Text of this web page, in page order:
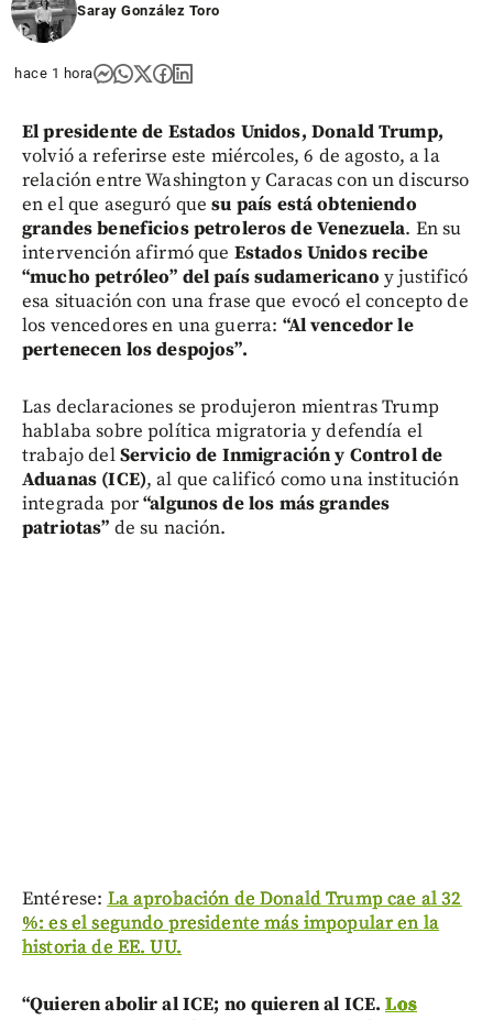
Saray González Toro
hace 1 hora
El presidente de Estados Unidos, Donald Trump,
volvió a referirse este miércoles, 6 de agosto, a la
relación entre Washington y Caracas con un discurso
en el que aseguró quesu país está obteniendo
grandes beneficios petroleros de Venezuela. En su
intervención afirmó que Estados Unidos recibe
“mucho petróleo” del país sudamericano y justificó
esa situación con una frase que evocó el concepto de
los vencedores en una guerra: “Al vencedor le
pertenecen los despojos”.
Las declaraciones se produjeron mientras Trump
hablaba sobre política migratoria y defendía el
trabajo delServicio de Inmigración y Control de
Aduanas (ICE), al que calificó como una institución
integrada por“algunos de los más grandes
patriotas” de su nación.
Entérese: La aprobación de Donald Trump cae al 32
%: es el segundo presidente más impopular en la
historia de EE. UU.
“Quieren abolir al ICE; no quieren al ICE.Los